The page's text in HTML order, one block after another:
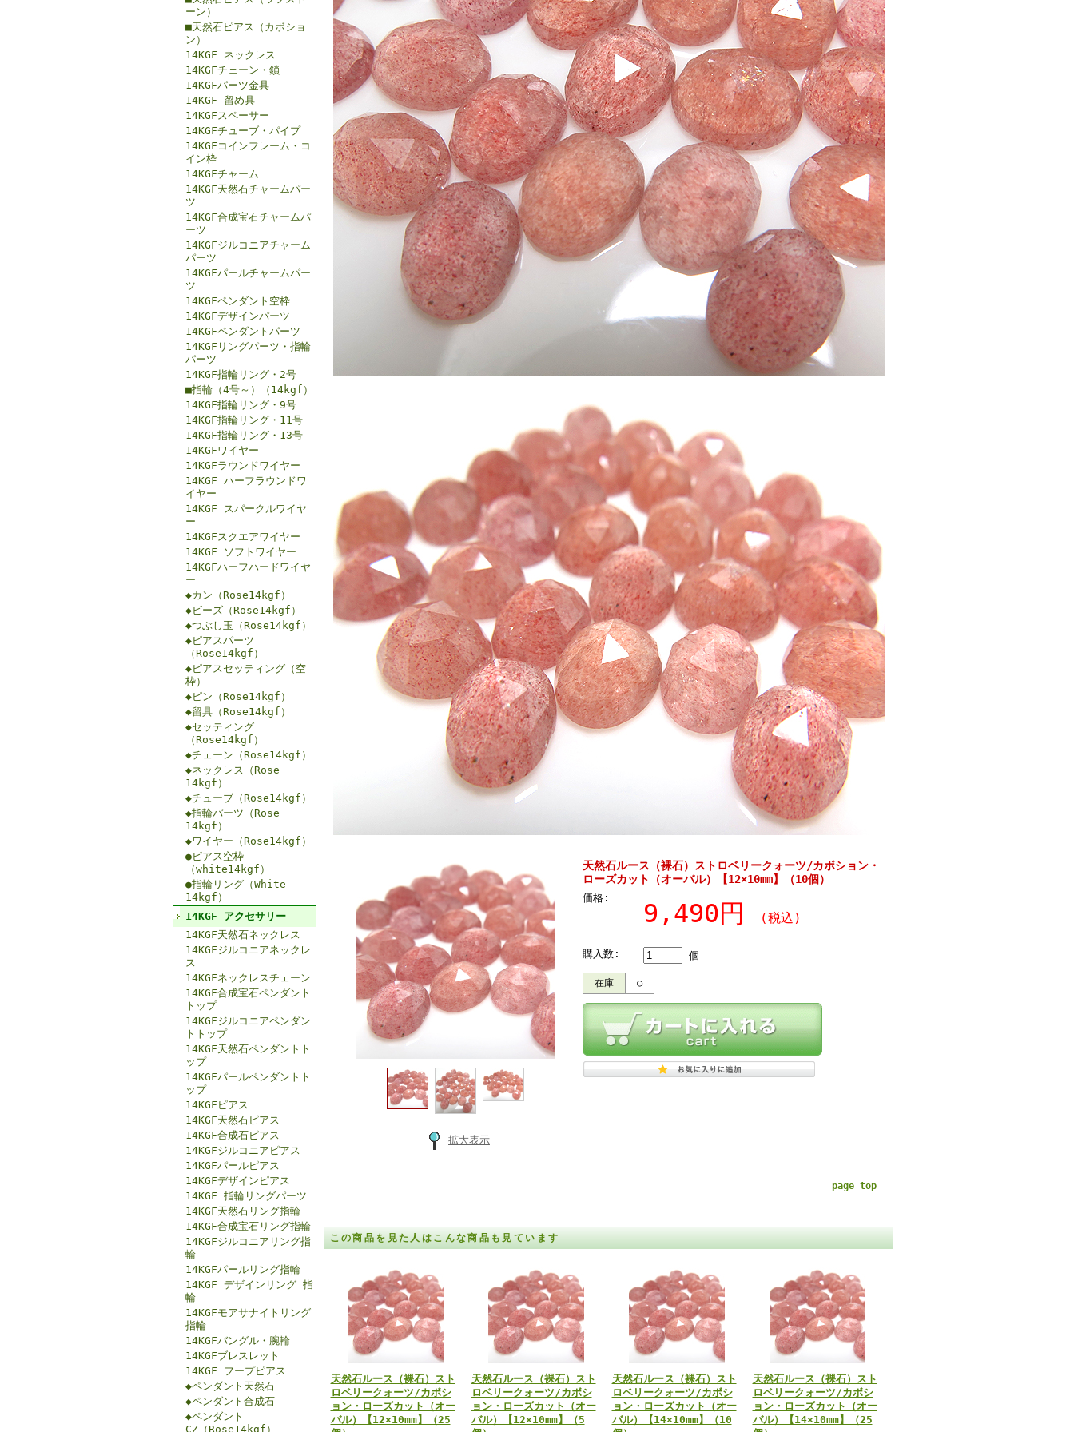
ーン）
■天然石ピアス（カボショ
ン）
14KGF ネックレス
14KGFチェーン・鎖
14KGFパーツ金具
14KGF 留め具
14KGFスペーサー
14KGFチューブ・パイプ
14KGFコインフレーム・コ
イン枠
14KGFチャーム
14KGF天然石チャームパー
ツ
14KGF合成宝石チャームパ
ーツ
14KGFジルコニアチャーム
パーツ
14KGFパールチャームパー
ツ
14KGFペンダント空枠
14KGFデザインパーツ
14KGFペンダントパーツ
14KGFリングパーツ・指輪
パーツ
14KGF指輪リング・2号
■指輪（4号～）（14kgf）
14KGF指輪リング・9号
14KGF指輪リング・11号
14KGF指輪リング・13号
14KGFワイヤー
14KGFラウンドワイヤー
14KGF ハーフラウンドワ
イヤー
14KGF スパークルワイヤ
ー
14KGFスクエアワイヤー
14KGF ソフトワイヤー
14KGFハーフハードワイヤ
ー
◆カン（Rose14kgf）
◆ビーズ（Rose14kgf）
◆つぶし玉（Rose14kgf）
◆ピアスパーツ
（Rose14kgf）
◆ピアスセッティング（空
枠）
◆ピン（Rose14kgf）
◆留具（Rose14kgf）
◆セッティング
（Rose14kgf）
◆チェーン（Rose14kgf）
◆ネックレス（Rose
14kgf）
◆チューブ（Rose14kgf）
◆指輪パーツ（Rose
14kgf）
◆ワイヤー（Rose14kgf）
●ピアス空枠
（white14kgf）
●指輪リング（White
14kgf）
14KGF アクセサリー
14KGF天然石ネックレス
14KGFジルコニアネックレ
ス
14KGFネックレスチェーン
14KGF合成宝石ペンダント
トップ
14KGFジルコニアペンダン
トトップ
14KGF天然石ペンダントト
ップ
14KGFパールペンダントト
ップ
14KGFピアス
14KGF天然石ピアス
14KGF合成石ピアス
14KGFジルコニアピアス
14KGFパールピアス
14KGFデザインピアス
14KGF 指輪リングパーツ
14KGF天然石リング指輪
14KGF合成宝石リング指輪
14KGFジルコニアリング指
輪
14KGFパールリング指輪
14KGF デザインリング 指
輪
14KGFモアサナイトリング
指輪
14KGFバングル・腕輪
14KGFブレスレット
14KGF フープピアス
◆ペンダント天然石
◆ペンダント合成石
◆ペンダント
CZ（Rose14kgf）
拡大表示
天然石ルース（裸石）ストロベリークォーツ/カボション・
ローズカット（オーバル）【12×10mm】（10個）
価格:
9,490円 (税込)
購入数: 個
在庫 ○
page top
この商品を見た人はこんな商品も見ています
天然石ルース（裸石）スト
ロベリークォーツ/カボシ
ョン・ローズカット（オー
バル）【12×10mm】（25
天然石ルース（裸石）スト
ロベリークォーツ/カボシ
ョン・ローズカット（オー
バル）【12×10mm】（5
天然石ルース（裸石）スト
ロベリークォーツ/カボシ
ョン・ローズカット（オー
バル）【14×10mm】（10
天然石ルース（裸石）スト
ロベリークォーツ/カボシ
ョン・ローズカット（オー
バル）【14×10mm】（25